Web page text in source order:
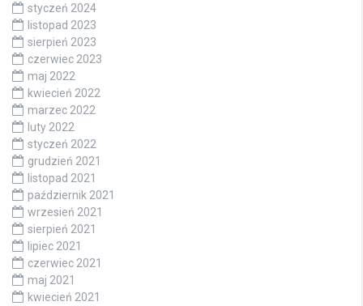
styczeń 2024
listopad 2023
sierpień 2023
czerwiec 2023
maj 2022
kwiecień 2022
marzec 2022
luty 2022
styczeń 2022
grudzień 2021
listopad 2021
październik 2021
wrzesień 2021
sierpień 2021
lipiec 2021
czerwiec 2021
maj 2021
kwiecień 2021